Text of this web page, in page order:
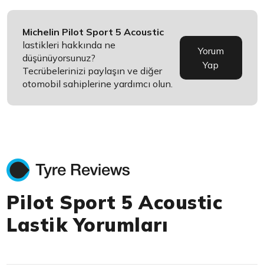
Michelin Pilot Sport 5 Acoustic
lastikleri hakkında ne
düşünüyorsunuz?
Tecrübelerinizi paylaşın ve diğer
otomobil sahiplerine yardımcı olun.
Yorum
Yap
Pilot Sport 5 Acoustic
Lastik Yorumları